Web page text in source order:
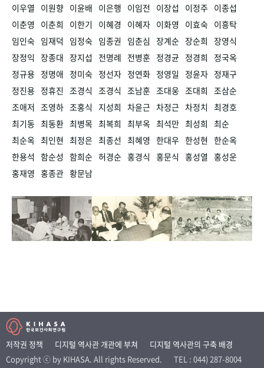
이우열
이원향 이윤배 이은행 이임전 이장섭 이정주 이종섭
이춘영
이춘희 이한기 이혜경 이혜자 이화영 이효숙 이흥탁
임인숙 임재덕 임정숙 임종권 임춘심 장계순 장순희 장영식
장정익 장종대 장지섭 전명례 전병훈 정경균 정경희
정국옥
정규용 정명애 정미숙 정선자 정연화 정영일 정윤자 정재구
정진용 정휴진 조경식 조경식 조남훈 조대웅 조대희 조삼순
조애저 조영하 조홍식 지성희 차윤근 차정근 차정치 최경호
최기동 최동환 최병목 최복희 최부옥 최석만 최성희 최순
최순옥 최인현 최정은 최종선 최혜영 한대우 한성현 한순옥
한용석 함순성 함희순 허경순 홍경식 홍문식 홍성열 홍성운
홍재영 홍종관 황문남
저작권 정책 디지털 역사관 개관에 부쳐
디지털 역사관의 구축 배경
Copyright ⓒ by KIHASA. All rights Reserved.
TEL : 044) 287-8004